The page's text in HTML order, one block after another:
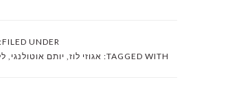
FILED UNDER:
TAGGED WITH: אגוזי לוז, יותם אוטולנגי ,